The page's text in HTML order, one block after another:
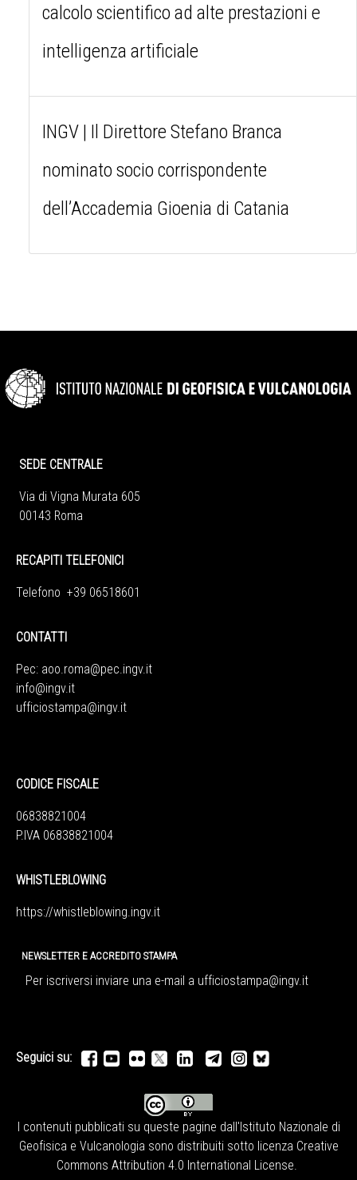
calcolo scientifico ad alte prestazioni e
intelligenza artificiale
INGV | Il Direttore Stefano Branca
nominato socio corrispondente
dell’Accademia Gioenia di Catania
SEDE CENTRALE
Via di Vigna Murata 605
00143 Roma
RECAPITI TELEFONICI
Telefono +39 06518601
CONTATTI
Pec: aoo.roma@pec.ingv.it
info@ingv.it
ufficiostampa@ingv.it
CODICE FISCALE
06838821004
P.IVA 06838821004
WHISTLEBLOWING
https://whistleblowing.ingv.it
NEWSLETTER E ACCREDITO STAMPA
Per iscriversi inviare una e-mail a ufficiostampa@ingv.it
Seguici su:
I contenuti pubblicati su queste pagine dall' Istituto Nazionale di
Geofisica e Vulcanologia sono distribuiti sotto licenza Creative
Commons Attribution 4.0 International License.